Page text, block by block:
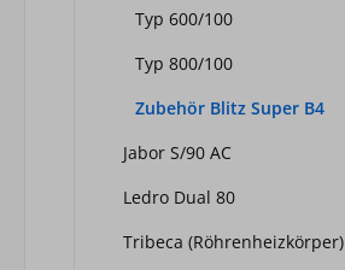
Typ 600/100
Typ 800/100
Zubehör Blitz Super B4
Jabor S/90 AC
Ledro Dual 80
Tribeca (Röhrenheizkörper)